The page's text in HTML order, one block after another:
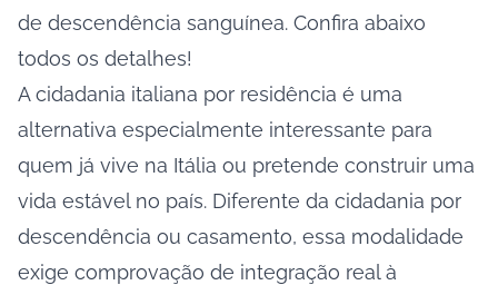
de descendência sanguínea. Confira abaixo
todos os detalhes!
A cidadania italiana por residência é uma
alternativa especialmente interessante para
quem já vive na Itália ou pretende construir uma
vida estável no país. Diferente da cidadania por
descendência ou casamento, essa modalidade
exige comprovação de integração real à